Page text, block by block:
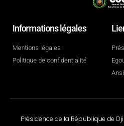
Informations légales
Mentions légales
Politique de confidentialité
Présidence de la République de